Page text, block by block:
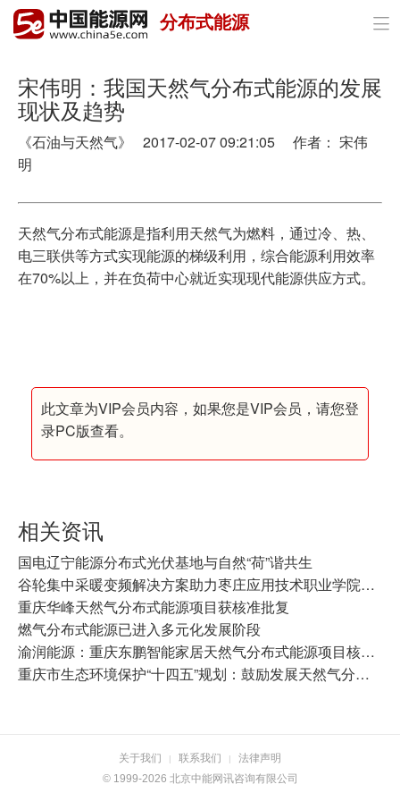
首页
政策与经济
电力
新能源
节能环保
分布式能源 
宋伟明：我国天然气分布式能源的发展
现状及趋势
《石油与天然气》 2017-02-07 09:21:05 作者： 宋伟
明
天然气分布式能源是指利用天然气为燃料，通过冷、热、
电三联供等方式实现能源的梯级利用，综合能源利用效率
在70%以上，并在负荷中心就近实现现代能源供应方式。
此文章为VIP会员内容，如果您是VIP会员，请您登
录PC版查看。
相关资讯
国电辽宁能源分布式光伏基地与自然“荷”谐共生
谷轮集中采暖变频解决方案助力枣庄应用技术职业学院打造舒适、绿色校园
重庆华峰天然气分布式能源项目获核准批复
燃气分布式能源已进入多元化发展阶段
渝润能源：重庆东鹏智能家居天然气分布式能源项目核准获批
重庆市生态环境保护“十四五”规划：鼓励发展天然气分布式能源系统
关于我们 | 联系我们 |
法律声明
© 1999-2026 北京中能网讯咨询有限公司